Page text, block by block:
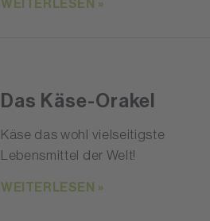
WEITERLESEN »
Das Käse-Orakel
Käse das wohl vielseitigste
Lebensmittel der Welt!
WEITERLESEN »